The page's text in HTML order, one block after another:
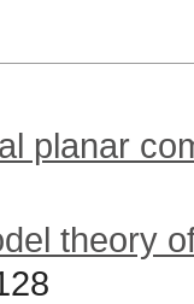
planar
theory